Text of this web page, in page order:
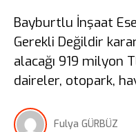
Bayburtlu İnşaat
Gerekli Değildir
alacağı 919 milyon
daireler, otopark,
Fulya GÜRBÜZ